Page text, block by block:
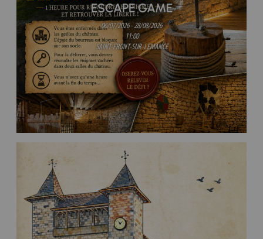
ESCAPE GAME
06/07/2026 - 28/08/2026
11:00
SAINT-FRONT-SUR-LEMANCE